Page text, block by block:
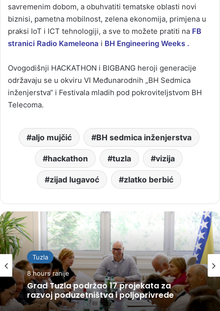
savremenim dobom, a obuhvatiti tematske oblasti novi
biznisi, pametna mobilnost, zelena ekonomija, primjena u
praksi IoT i ICT tehnologiji, a sve to možete pratiti na FB
stranici Radio Kameleona i BH Engineering Weeks .
Ovogodišnji HACKATHON i BIGBANG heroji generacije
održavaju se u okviru VI Međunarodnih „BH Sedmica
inženjerstva“ i Festivala mladih pod pokroviteljstvom BH
Telecoma.
aljo mujčić BH sedmica inženjerstva
hackathon tuzla vizija
zijad lugavoć zlatko berbić
Tuzla
8 hours ranije
Grad Tuzla podržao 17 projekata za
razvoj poduzetništva i poljoprivrede